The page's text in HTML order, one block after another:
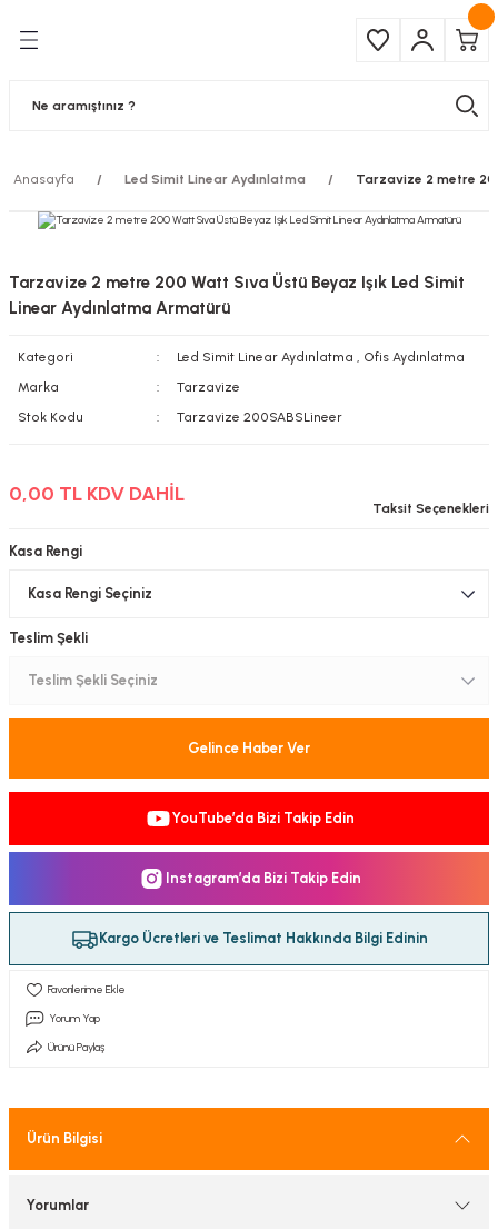
Aydınlatma
Armatürler
Anasayfa Led Simit Linear Aydınlatma Tarzavize 2 metre
Tarzavize 2 metre 200 Watt Sıva Üstü Beyaz Işık Led Simit
Linear Aydınlatma Armatürü
Kategori Led Simit Linear Aydınlatma , Ofis Aydınlatma
Marka
Tarzavize
Stok Kodu
Tarzavize 200SABSLineer
0,00 TL KDV DAHİL
Taksit Seçenekleri
Kasa Rengi
Teslim Şekli
Gelince Haber Ver
YouTube’da Bizi Takip Edin
Instagram’da Bizi Takip Edin
Kargo Ücretleri ve Teslimat Hakkında Bilgi Edinin
Yorum Yap
Ürünü Paylaş
Ürün Bilgisi
Yorumlar